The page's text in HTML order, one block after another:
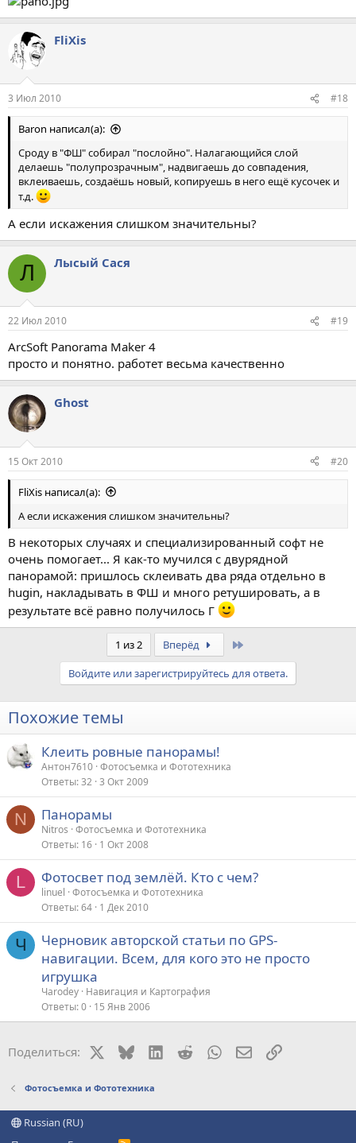
FliXis
3 Июл 2010 #18
Baron написал(а):
Сроду в "ФШ" собирал "послойно". Налагающийся слой
делаешь "полупрозрачным", надвигаешь до совпадения,
вклеиваешь, создаёшь новый, копируешь в него ещё кусочек и
т.д.
А если искажения слишком значительны?
Л Лысый Сася
22 Июл 2010 #19
ArcSoft Panorama Maker 4
просто и понятно. работет весьма качественно
Ghost
15 Окт 2010 #20
FliXis написал(а):
А если искажения слишком значительны?
В некоторых случаях и специализированный софт не
очень помогает... Я как-то мучился с двурядной
панорамой: пришлось склеивать два ряда отдельно в
hugin, накладывать в ФШ и много ретушировать, а в
результате всё равно получилось Г
1 из 2 Вперёд
Войдите или зарегистрируйтесь для ответа.
Похожие темы
Клеить ровные панорамы!
Антон7610 Фотосъемка и Фототехника
Ответы 32 3 Окт 2009
N Панорамы
Nitros Фотосъемка и Фототехника
Ответы 16 1 Окт 2008
L Фотосвет под землёй. Кто с чем?
linuel Фотосъемка и Фототехника
Ответы 64 1 Дек 2010
Ч
Черновик авторской статьи по GPS-
навигации. Всем, для кого это не просто
игрушка
Чarodey Навигация и Картография
Ответы 0 15 Янв 2006
Поделиться: BlueskyLinkedIn
RedditWhatsAppЭлектронная
Ссылка
Фотосъемка и Фототехника
Russian (RU)